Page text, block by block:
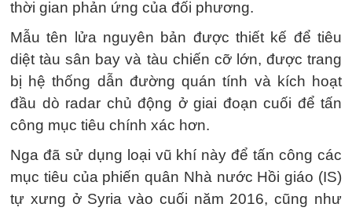
thời gian phản ứng của đối phương.
Mẫu tên lửa nguyên bản được thiết kế để tiêu
diệt tàu sân bay và tàu chiến cỡ lớn, được trang
bị hệ thống dẫn đường quán tính và kích hoạt
đầu dò radar chủ động ở giai đoạn cuối để tấn
công mục tiêu chính xác hơn.
Nga đã sử dụng loại vũ khí này để tấn công các
mục tiêu của phiến quân Nhà nước Hồi giáo (IS)
tự xưng ở Syria vào cuối năm 2016, cũng như